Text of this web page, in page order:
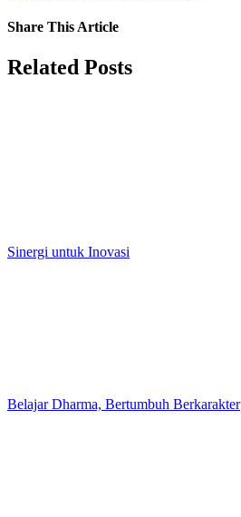
Share This Article
Facebook
X
LinkedIn
Tumblr
Pinterest
Vk
Email
Related Posts
Sinergi untuk Inovasi
Belajar Dharma, Bertumbuh Berkarakter